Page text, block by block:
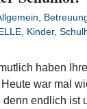
Kinder,
haben
war mal
denn endlich ist